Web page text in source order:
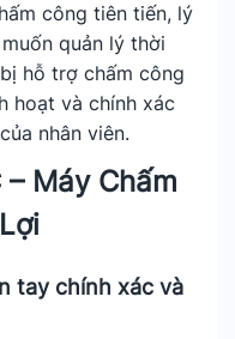
công tiên tiến, lý
quản lý thời
hỗ trợ chấm công
hoạt và chính xác
nhân viên.
Máy Chấm
tay chính xác và